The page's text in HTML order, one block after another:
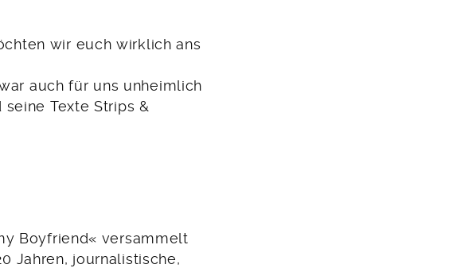
wir euch wirklich ans
auch für uns unheimlich
Texte Strips &
Boyfriend« versammelt
Jahren, journalistische,